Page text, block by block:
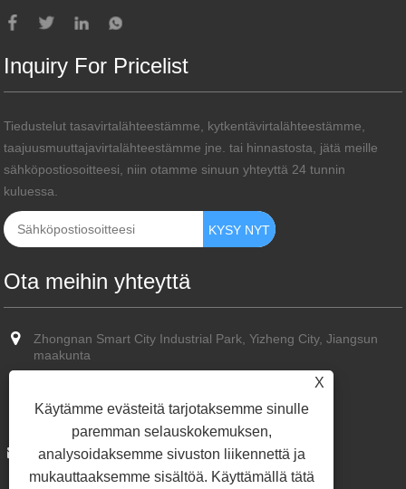
Inquiry For Pricelist
Tiedustelut tasavirtalähteestämme, kytkentävirtalähteestämme,
taajuusmuuttajavirtalähteestämme jne. tai hinnastosta, jätä meille
sähköpostiosoitteesi, niin otamme sinuun yhteyttä 24 tunnin
kuluessa.
Ota meihin yhteyttä
Zhongnan Smart City Industrial Park, Yizheng City, Jiangsun
maakunta
+86-13773587351
sun@cn-hvps.com
X
Käytämme evästeitä tarjotaksemme sinulle
paremman selauskokemuksen,
analysoidaksemme sivuston liikennettä ja
mukauttaaksemme sisältöä. Käyttämällä tätä